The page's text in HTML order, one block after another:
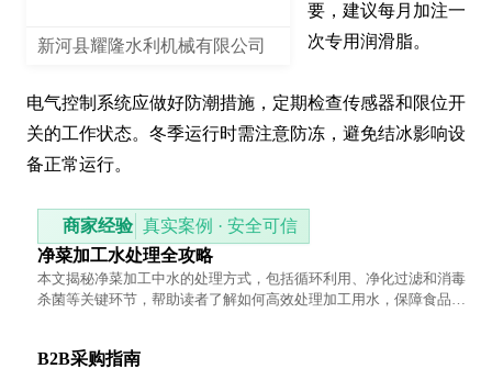
新河县耀隆水利机械有限公司
要，建议每月加注一
次专用润滑脂。
电气控制系统应做好防潮措施，定期检查传感器和限位开
关的工作状态。冬季运行时需注意防冻，避免结冰影响设
备正常运行。
商家经验 真实案例 · 安全可信
净菜加工水处理全攻略
本文揭秘净菜加工中水的处理方式，包括循环利用、净化过滤和消毒
杀菌等关键环节，帮助读者了解如何高效处理加工用水，保障食品安
B2B采购指南